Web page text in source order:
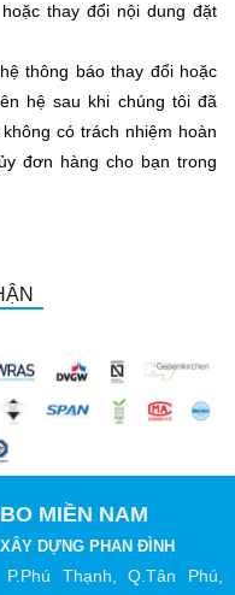
thay đổi nội dung đặt
thông báo thay đổi hoặc
hệ sau khi chúng tôi đã
có trách nhiệm hoàn
đơn hàng cho bạn trong
MIỀN NAM
DỰNG PHAN ĐÌNH
Thạnh, Q.Tân Phú,